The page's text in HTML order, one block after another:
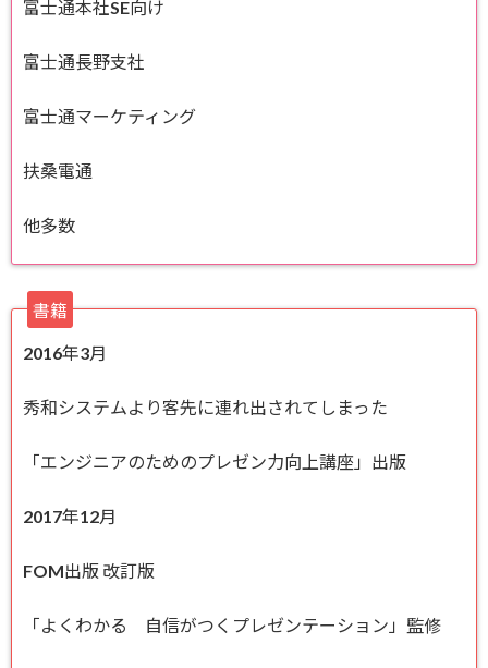
富士通本社SE向け
富士通長野支社
富士通マーケティング
扶桑電通
他多数
書籍
2016年3月
秀和システムより客先に連れ出されてしまった
「エンジニアのためのプレゼン力向上講座」出版
2017年12月
FOM出版 改訂版
「よくわかる 自信がつくプレゼンテーション」監修